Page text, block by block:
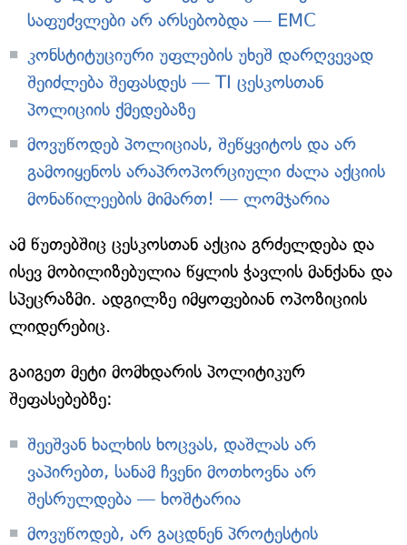
საფუძვლები არ არსებობდა — EMC
კონსტიტუციური უფლების უხეშ დარღვევად
შეიძლება შეფასდეს — TI ცესკოსთან
პოლიციის ქმედებაზე
მოვუწოდებ პოლიციას, შეწყვიტოს და არ
გამოიყენოს არაპროპორციული ძალა აქციის
მონაწილეების მიმართ! — ლომჯარია
ამ წუთებშიც ცესკოსთან აქცია გრძელდება და
ისევ მობილიზებულია წყლის ჭავლის მანქანა და
სპეცრაზმი. ადგილზე იმყოფებიან ოპოზიციის
ლიდერებიც.
გაიგეთ მეტი მომხდარის პოლიტიკურ
შეფასებებზე:
შეეშვან ხალხის ხოცვას, დაშლას არ
ვაპირებთ, სანამ ჩვენი მოთხოვნა არ
შესრულდება — ხოშტარია
მოვუწოდებ, არ გაცდნენ პროტესტის